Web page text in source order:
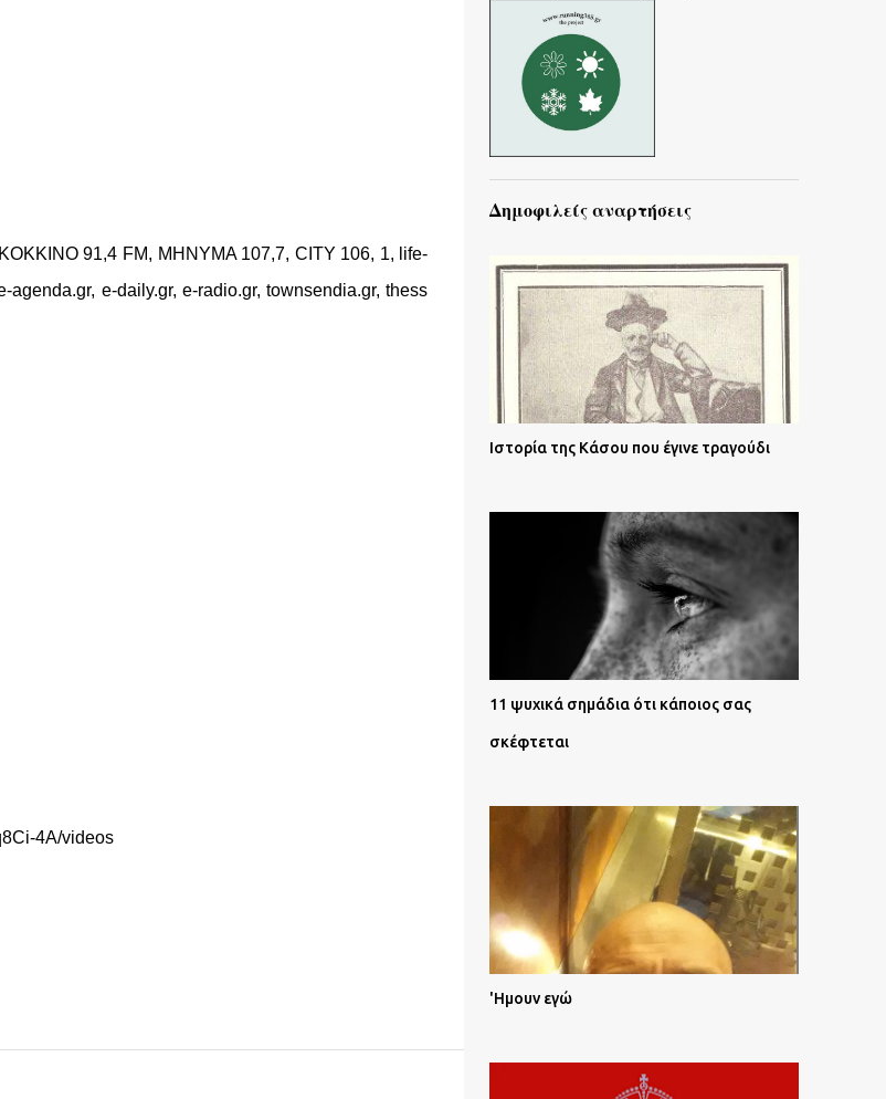
91,4 FM, MHNYMA 107,7, CITY 106, 1, life-
agenda.gr, e-daily.gr, e-radio.gr, townsendia.gr, thess
4A/videos
Δημοφιλείς αναρτήσεις
Ιστορία της Κάσου που έγινε τραγούδι
11 ψυχικά σημάδια ότι κάποιος σας
σκέφτεται
'Ημουν εγώ